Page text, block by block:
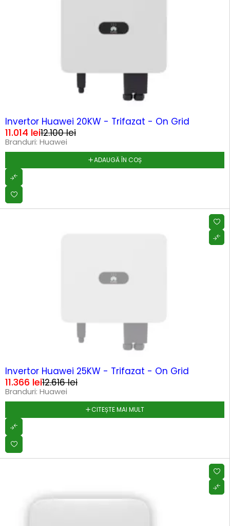
Invertor Huawei 20KW - Trifazat - On Grid
12.100lei
11.014 lei
Branduri: Huawei
ADAUGĂ ÎN COȘ
Invertor Huawei 25KW - Trifazat - On Grid
12.616lei
11.366 lei
Branduri: Huawei
CITEȘTE MAI MULT